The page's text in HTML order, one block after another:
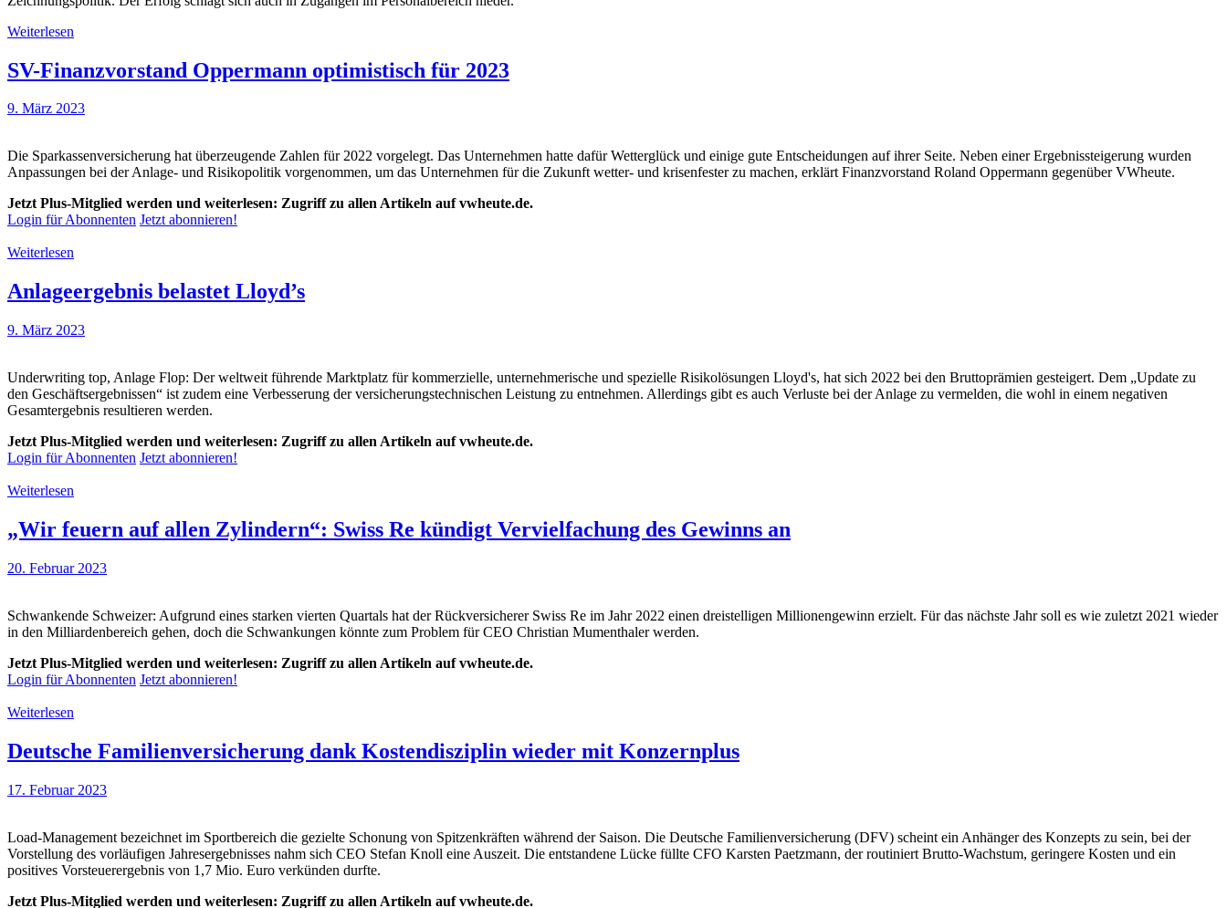
Weiterlesen
SV-Finanzvorstand Oppermann optimistisch für 2023
9. März 2023
Die Sparkassenversicherung hat überzeugende Zahlen für 2022 vorgelegt. Das Unternehmen hatte dafür Wetterglück und einige gute Entscheidungen auf ihrer Seite. Neben einer Ergebnissteigerung wurden
Anpassungen bei der Anlage- und Risikopolitik vorgenommen, um das Unternehmen für die Zukunft wetter- und krisenfester zu machen, erklärt Finanzvorstand Roland Oppermann gegenüber VWheute.
Jetzt Plus-Mitglied werden und weiterlesen: Zugriff zu allen Artikeln auf vwheute.de.
Login für Abonnenten Jetzt abonnieren!
Weiterlesen
Anlageergebnis belastet Lloyd’s
9. März 2023
Underwriting top, Anlage Flop: Der weltweit führende Marktplatz für kommerzielle, unternehmerische und spezielle Risikolösungen Lloyd's, hat sich 2022 bei den Bruttoprämien gesteigert. Dem „Update zu
den Geschäftsergebnissen“ ist zudem eine Verbesserung der versicherungstechnischen Leistung zu entnehmen. Allerdings gibt es auch Verluste bei der Anlage zu vermelden, die wohl in einem negativen
Gesamtergebnis resultieren werden.
Jetzt Plus-Mitglied werden und weiterlesen: Zugriff zu allen Artikeln auf vwheute.de.
Login für Abonnenten Jetzt abonnieren!
Weiterlesen
„Wir feuern auf allen Zylindern“: Swiss Re kündigt Vervielfachung des Gewinns an
20. Februar 2023
Schwankende Schweizer: Aufgrund eines starken vierten Quartals hat der Rückversicherer Swiss Re im Jahr 2022 einen dreistelligen Millionengewinn erzielt. Für das nächste Jahr soll es wie zuletzt 2021 wieder
in den Milliardenbereich gehen, doch die Schwankungen könnte zum Problem für CEO Christian Mumenthaler werden.
Jetzt Plus-Mitglied werden und weiterlesen: Zugriff zu allen Artikeln auf vwheute.de.
Login für Abonnenten Jetzt abonnieren!
Weiterlesen
Deutsche Familienversicherung dank Kostendisziplin wieder mit Konzernplus
17. Februar 2023
Load-Management bezeichnet im Sportbereich die gezielte Schonung von Spitzenkräften während der Saison. Die Deutsche Familienversicherung (DFV) scheint ein Anhänger des Konzepts zu sein, bei der
Vorstellung des vorläufigen Jahresergebnisses nahm sich CEO Stefan Knoll eine Auszeit. Die entstandene Lücke füllte CFO Karsten Paetzmann, der routiniert Brutto-Wachstum, geringere Kosten und ein
positives Vorsteuerergebnis von 1,7 Mio. Euro verkünden durfte.
Jetzt Plus-Mitglied werden und weiterlesen: Zugriff zu allen Artikeln auf vwheute.de.